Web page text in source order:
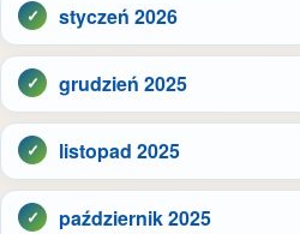
styczeń 2026
grudzień 2025
listopad 2025
październik 2025